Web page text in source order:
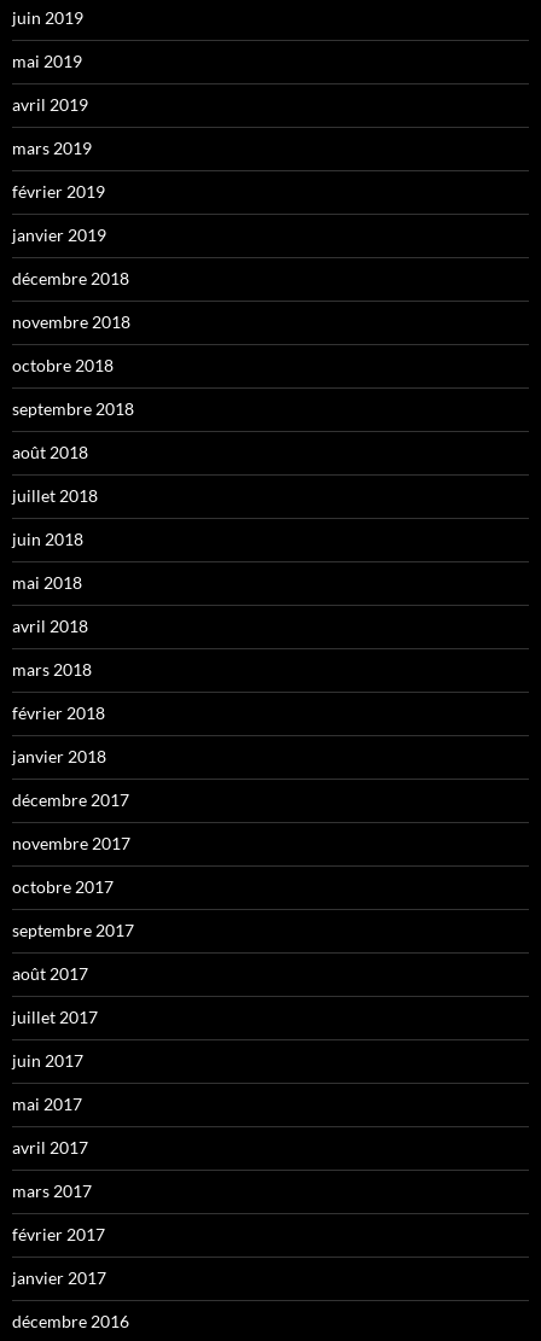
juin 2019
mai 2019
avril 2019
mars 2019
février 2019
janvier 2019
décembre 2018
novembre 2018
octobre 2018
septembre 2018
août 2018
juillet 2018
juin 2018
mai 2018
avril 2018
mars 2018
février 2018
janvier 2018
décembre 2017
novembre 2017
octobre 2017
septembre 2017
août 2017
juillet 2017
juin 2017
mai 2017
avril 2017
mars 2017
février 2017
janvier 2017
décembre 2016